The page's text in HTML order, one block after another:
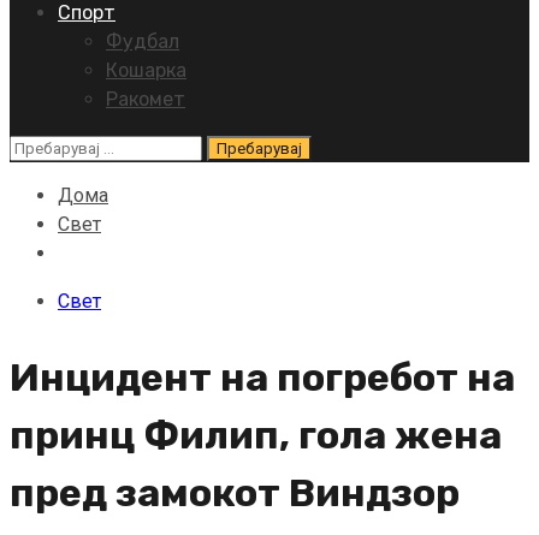
Спорт
Фудбал
Кошарка
Ракомет
Пребарувај
Дома
Свет
Свет
Инцидент на погребот на
принц Филип, гола жена
пред замокот Виндзор